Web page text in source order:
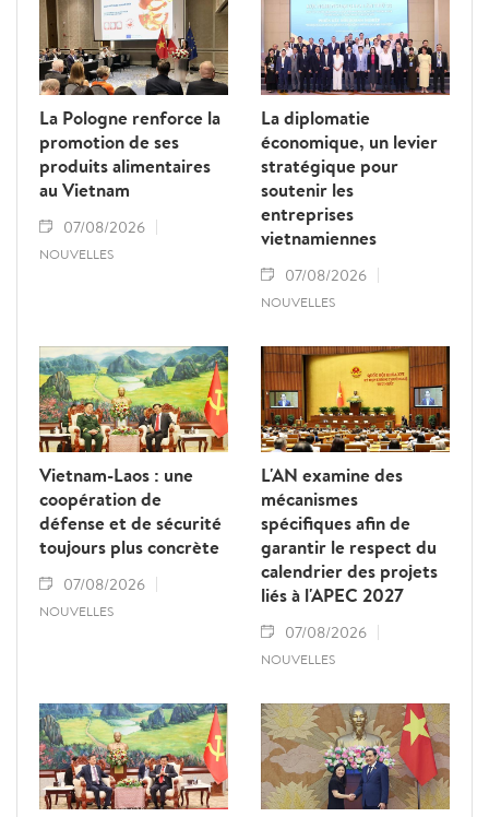
La Pologne renforce la
promotion de ses
produits alimentaires
au Vietnam
07/08/2026
NOUVELLES
La diplomatie
économique, un levier
stratégique pour
soutenir les
entreprises
vietnamiennes
07/08/2026
NOUVELLES
Vietnam-Laos : une
coopération de
défense et de sécurité
toujours plus concrète
07/08/2026
NOUVELLES
L'AN examine des
mécanismes
spécifiques afin de
garantir le respect du
calendrier des projets
liés à l'APEC 2027
07/08/2026
NOUVELLES